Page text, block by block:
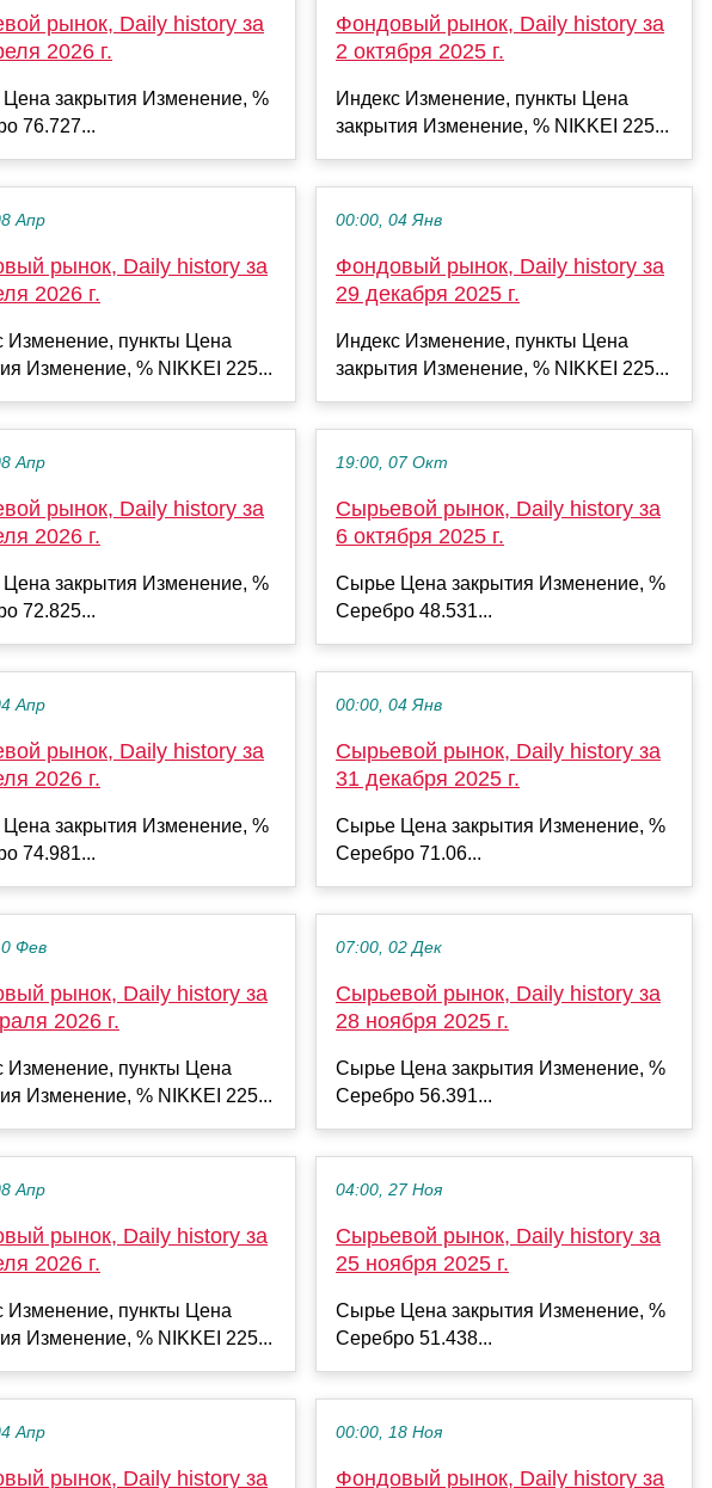
рынок, Daily history за
2026 г.
закрытия Изменение, %
76.727...
Апр
рынок, Daily history за
2026 г.
Изменение, пункты Цена
Изменение, % NIKKEI 225...
Апр
рынок, Daily history за
2026 г.
закрытия Изменение, %
72.825...
Апр
рынок, Daily history за
2026 г.
закрытия Изменение, %
74.981...
Фев
рынок, Daily history за
2026 г.
Изменение, пункты Цена
Изменение, % NIKKEI 225...
Апр
рынок, Daily history за
2026 г.
Изменение, пункты Цена
Изменение, % NIKKEI 225...
Апр
рынок, Daily history за
Фондовый рынок, Daily history за
2 октября 2025 г.
Индекс Изменение, пункты Цена
закрытия Изменение, % NIKKEI 225...
00:00, 04 Янв
Фондовый рынок, Daily history за
29 декабря 2025 г.
Индекс Изменение, пункты Цена
закрытия Изменение, % NIKKEI 225...
19:00, 07 Окт
Сырьевой рынок, Daily history за
6 октября 2025 г.
Сырье Цена закрытия Изменение, %
Серебро 48.531...
00:00, 04 Янв
Сырьевой рынок, Daily history за
31 декабря 2025 г.
Сырье Цена закрытия Изменение, %
Серебро 71.06...
07:00, 02 Дек
Сырьевой рынок, Daily history за
28 ноября 2025 г.
Сырье Цена закрытия Изменение, %
Серебро 56.391...
04:00, 27 Ноя
Сырьевой рынок, Daily history за
25 ноября 2025 г.
Сырье Цена закрытия Изменение, %
Серебро 51.438...
00:00, 18 Ноя
Фондовый рынок, Daily history за